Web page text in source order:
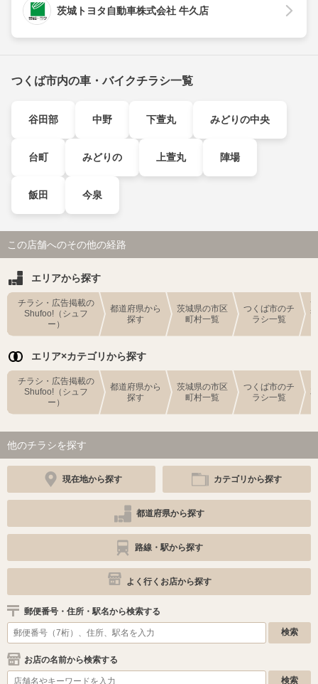
茨城トヨタ自動車株式会社 牛久店
つくば市内の車・バイクチラシ一覧
谷田部 中野 下萱丸 みどりの中央
台町 みどりの 上萱丸 陣場
飯田 今泉
この店舗へのその他の経路
エリアから探す
チラシ・広告掲載の
Shufoo!（シュフ
ー）
都道府県から
探す
茨城県の市区
町村一覧
つくば市のチ
ラシ一覧
エリア×カテゴリから探す
チラシ・広告掲載の
Shufoo!（シュフ
ー）
都道府県から
探す
茨城県の市区
町村一覧
つくば市のチ
ラシ一覧
他のチラシを探す
現在地から探す カテゴリから探す
都道府県から探す
路線・駅から探す
よく行くお店から探す
郵便番号・住所・駅名から検索する
お店の名前から検索する